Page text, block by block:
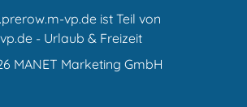
vp.de ist Teil von
- Urlaub & Freizeit
MANET Marketing GmbH